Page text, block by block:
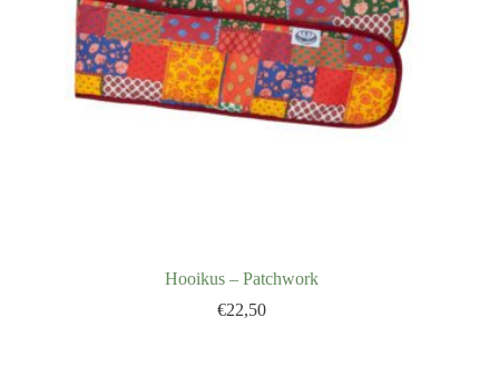
Hooikus – Patchwork
€22,50